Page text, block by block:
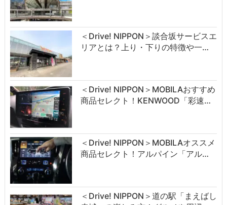
＜Drive! NIPPON＞談合坂サービスエ
リアとは？上り・下りの特徴や一…
＜Drive! NIPPON＞MOBILAおすすめ
商品セレクト！KENWOOD「彩速…
＜Drive! NIPPON＞MOBILAオススメ
商品セレクト！アルパイン「アル…
＜Drive! NIPPON＞道の駅「まえばし